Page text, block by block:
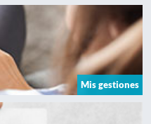
Mis gestiones